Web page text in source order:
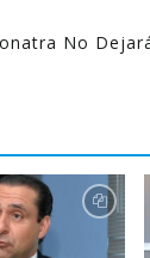
No